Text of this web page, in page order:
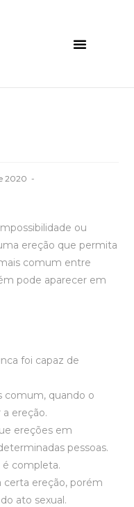
2020
ou
ereção que permita
comum entre
pode aparecer em
foi capaz de
comum, quando o
ereção.
ereções em
pessoas.
completa.
ereção, porém
ato sexual.